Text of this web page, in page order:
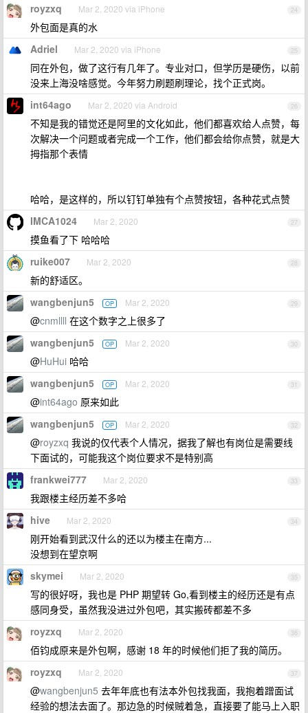
24
royzxq Mar 2, 2020 via iPhone
外包面是真的水
25
Adriel Mar 2, 2020 via iPhone
同在外包，做了这行有几年了。专业对口，但学历是硬伤，以前
没来上海没啥感觉。今年努力刷题刷理论，找个正式岗。
26
int64ago Mar 2, 2020 via Android
不知是我的错觉还是阿里的文化如此，他们都喜欢给人点赞，每
次解决一个问题或者完成一个工作，他们都会给你点赞，就是大
拇指那个表情
哈哈，是这样的，所以钉钉单独有个点赞按钮，各种花式点赞
27
IMCA1024 Mar 2, 2020
摸鱼看了下 哈哈哈
28
ruike007 Mar 2, 2020
新的舒适区。
29
wangbenjun5 OP Mar 2, 2020
@cnmllll 在这个数字之上很多了
30
wangbenjun5 OP Mar 2, 2020
@HuHui 哈哈
31
wangbenjun5 OP Mar 2, 2020
@int64ago 原来如此
32
wangbenjun5 OP Mar 2, 2020
@royzxq 我说的仅代表个人情况，据我了解也有岗位是需要线
下面试的，可能我这个岗位要求不是特别高
33
frankwei777 Mar 2, 2020
我跟楼主经历差不多哈
34
hive Mar 2, 2020
刚开始看到武汉什么的还以为楼主在南方...
没想到在望京啊
35
skymei Mar 2, 2020
写的很好呀，我也是 PHP 期望转 Go,看到楼主的经历还是有点
感同身受，虽然我没进过外包吧，其实搬砖都差不多
36
royzxq Mar 2, 2020
佰钧成原来是外包啊，感谢 18 年的时候他们拒了我的简历。
37
royzxq Mar 2, 2020
@wangbenjun5 去年年底也有法本外包找我面，我抱着蹭面试
经验的想法去面了。那边急的时候贼着急，直接要了能马上入职